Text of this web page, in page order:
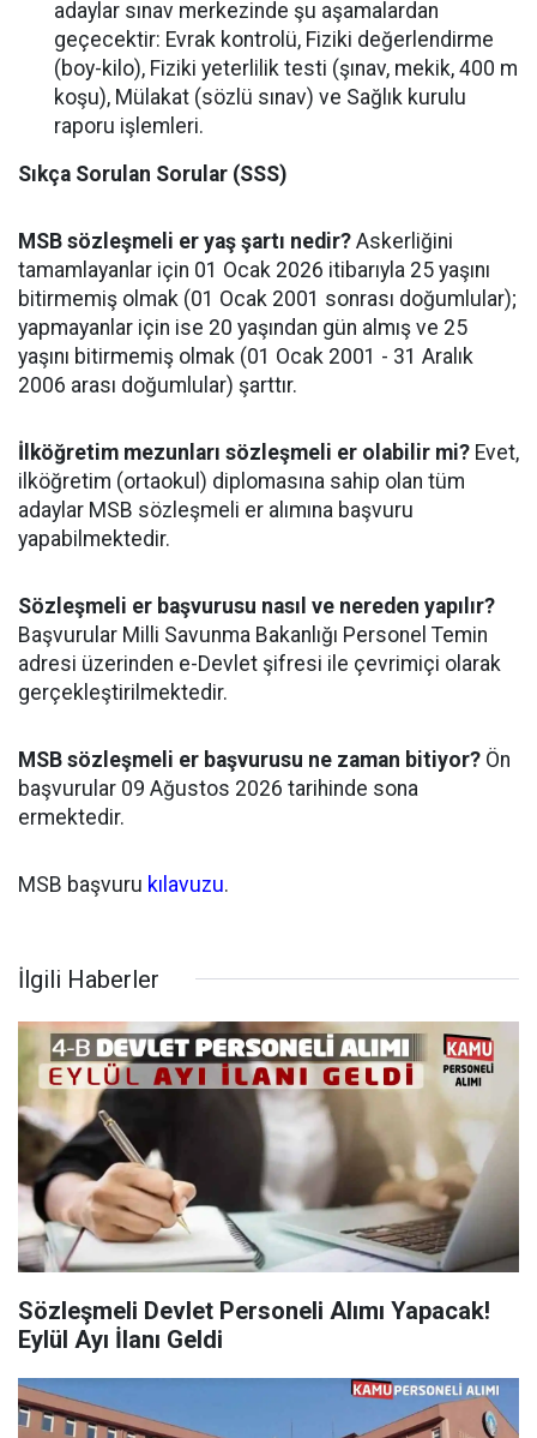
adaylar sınav merkezinde şu aşamalardan
geçecektir: Evrak kontrolü, Fiziki değerlendirme
(boy-kilo), Fiziki yeterlilik testi (şınav, mekik, 400 m
koşu), Mülakat (sözlü sınav) ve Sağlık kurulu
raporu işlemleri.
Sıkça Sorulan Sorular (SSS)
MSB sözleşmeli er yaş şartı nedir? Askerliğini
tamamlayanlar için 01 Ocak 2026 itibarıyla 25 yaşını
bitirmemiş olmak (01 Ocak 2001 sonrası doğumlular);
yapmayanlar için ise 20 yaşından gün almış ve 25
yaşını bitirmemiş olmak (01 Ocak 2001 - 31 Aralık
2006 arası doğumlular) şarttır.
İlköğretim mezunları sözleşmeli er olabilir mi? Evet,
ilköğretim (ortaokul) diplomasına sahip olan tüm
adaylar MSB sözleşmeli er alımına başvuru
yapabilmektedir.
Sözleşmeli er başvurusu nasıl ve nereden yapılır?
Başvurular Milli Savunma Bakanlığı Personel Temin
adresi üzerinden e-Devlet şifresi ile çevrimiçi olarak
gerçekleştirilmektedir.
MSB sözleşmeli er başvurusu ne zaman bitiyor? Ön
başvurular 09 Ağustos 2026 tarihinde sona
ermektedir.
MSB başvuru kılavuzu.
İlgili Haberler
Sözleşmeli Devlet Personeli Alımı Yapacak!
Eylül Ayı İlanı Geldi